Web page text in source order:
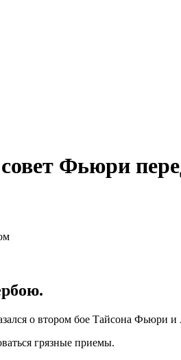
Фьюри
о втором бое Тайсона Фьюри и
грязные приемы.